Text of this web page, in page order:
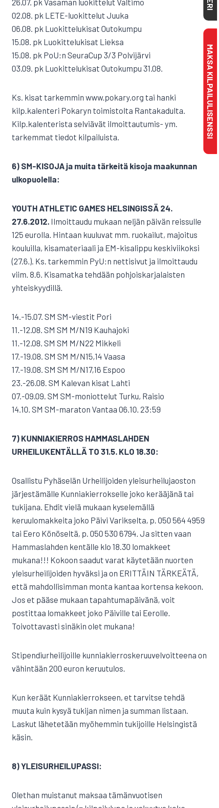
26.07. pk Vasaman luokittelut Valtimo
02.08. pk LETE-luokittelut Juuka
06.08. pk Luokittelukisat Outokumpu
15.08. pk Luokittelukisat Lieksa
15.08. pk PoU:n SeuraCup 3/3 Polvijärvi
03.09. pk Luokittelukisat Outokumpu 31.08.
Ks. kisat tarkemmin www.pokary.org tai hanki
kilp.kalenteri Pokaryn toimistolta Rantakadulta.
Kilp.kalenterista selviävät ilmoittautumis- ym.
tarkemmat tiedot kilpailuista.
6) SM-KISOJA ja muita tärkeitä kisoja maakunnan
ulkopuolella:
YOUTH ATHLETIC GAMES HELSINGISSÄ 24. 
27.6.2012. Ilmoittaudu mukaan neljän päivän reissulle
125 eurolla. Hintaan kuuluvat mm. ruokailut, majoitus
kouluilla, kisamateriaali ja EM-kisalippu keskiviikoksi
(27.6.). Ks. tarkemmin PyU:n nettisivut ja ilmoittaudu
viim. 8.6. Kisamatka tehdään pohjoiskarjalaisten
yhteiskyydillä.
14.-15.07. SM SM-viestit Pori
11.-12.08. SM SM M/N19 Kauhajoki
11.-12.08. SM SM M/N22 Mikkeli
17.-19.08. SM SM M/N15,14 Vaasa
17.-19.08. SM SM M/N17,16 Espoo
23.-26.08. SM Kalevan kisat Lahti
07.-09.09. SM SM-moniottelut Turku, Raisio
14.10. SM SM-maraton Vantaa 06.10. 23:59
7) KUNNIAKIERROS HAMMASLAHDEN
URHEILUKENTÄLLÄ TO 31.5. KLO 18.30:
Osallistu Pyhäselän Urheilijoiden yleisurheilujaoston
järjestämälle Kunniakierrokselle joko kerääjänä tai
tukijana. Ehdit vielä mukaan kyselemällä
keruulomakkeita joko Päivi Varikselta, p. 050 564 4959
tai Eero Könöseltä, p. 050 530 6794. Ja sitten vaan
Hammaslahden kentälle klo 18.30 lomakkeet
mukana!!! Kokoon saadut varat käytetään nuorten
yleisurheilijoiden hyväksi ja on ERITTÄIN TÄRKEÄTÄ,
että mahdollisimman monta kantaa kortensa kekoon.
Jos et pääse mukaan tapahtumapäivänä, voit
postittaa lomakkeet joko Päiville tai Eerolle.
Toivottavasti sinäkin olet mukana!
Stipendiurheilijoille kunniakierroskeruuvelvoitteena on
vähintään 200 euron keruutulos.
Kun keräät Kunniakierrokseen, et tarvitse tehdä
muuta kuin kysyä tukijan nimen ja summan listaan.
Laskut lähetetään myöhemmin tukijoille Helsingistä
käsin.
8) YLEISURHEILUPASSI:
Olethan muistanut maksaa tämänvuotisen
MAKSA KILPAILULISENSSI